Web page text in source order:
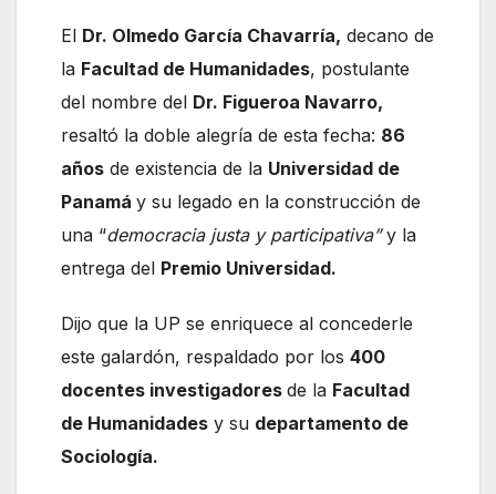
El Dr. Olmedo García Chavarría, decano de
la Facultad de Humanidades, postulante
del nombre del Dr. Figueroa Navarro,
resaltó la doble alegría de esta fecha: 86
años de existencia de la Universidad de
Panamá y su legado en la construcción de
una “democracia justa y participativa”y la
entrega del Premio Universidad.
Dijo que la UP se enriquece al concederle
este galardón, respaldado por los 400
docentes investigadores de la Facultad
de Humanidades y su departamento de
Sociología.